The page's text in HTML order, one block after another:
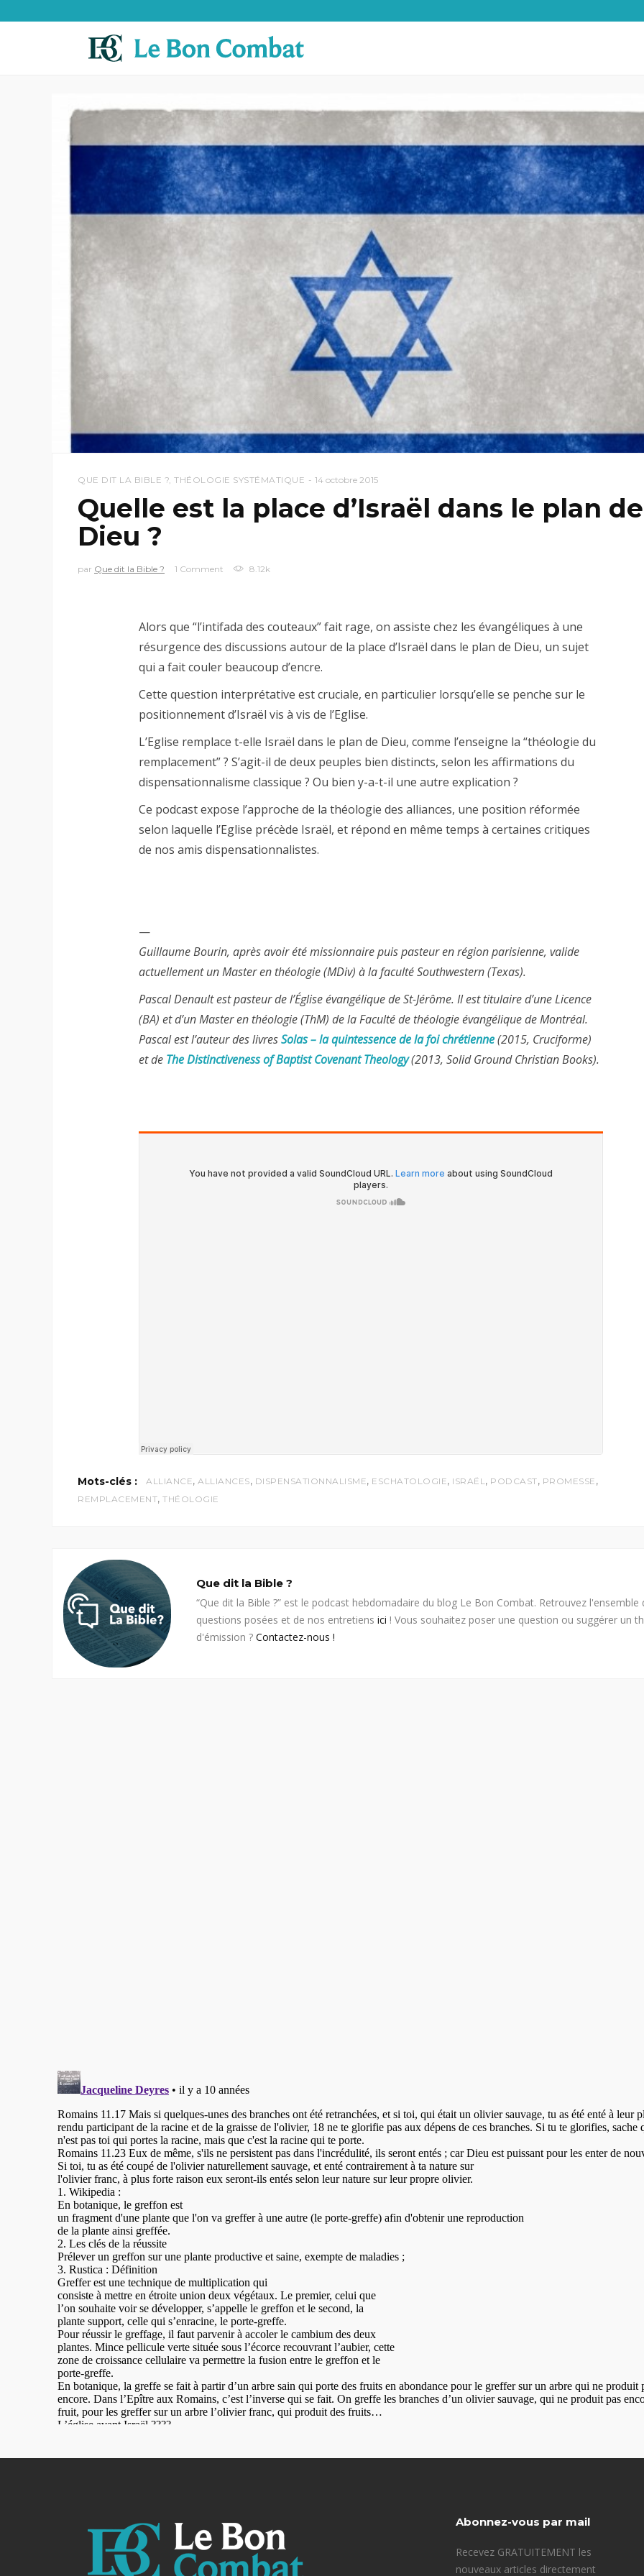
QUE DIT LA BIBLE ?, THÉOLOGIE SYSTÉMATIQUE 14 octobre 2015
Quelle est la place d’Israël dans le plan de
Dieu ?
par Que dit la Bible ? 1 Comment 8.12k
Alors que “l’intifada des couteaux” fait rage, on assiste chez les évangéliques à une
résurgence des discussions autour de la place d’Israël dans le plan de Dieu, un sujet
qui a fait couler beaucoup d’encre.
Cette question interprétative est cruciale, en particulier lorsqu’elle se penche sur le
positionnement d’Israël vis à vis de l’Eglise.
L’Eglise remplace t-elle Israël dans le plan de Dieu, comme l’enseigne la “théologie du
remplacement” ? S’agit-il de deux peuples bien distincts, selon les affirmations du
dispensationnalisme classique ? Ou bien y-a-t-il une autre explication ?
Ce podcast expose l’approche de la théologie des alliances, une position réformée
selon laquelle l’Eglise précède Israël, et répond en même temps à certaines critiques
de nos amis dispensationnalistes.
—
Guillaume Bourin, après avoir été missionnaire puis pasteur en région parisienne, valide
actuellement un Master en théologie (MDiv) à la faculté Southwestern (Texas).
Pascal Denault est pasteur de l’Église évangélique de St-Jérôme. Il est titulaire d’une Licence
(BA) et d’un Master en théologie (ThM) de la Faculté de théologie évangélique de Montréal.
Pascal est l’auteur des livresSolas – la quintessence de la foi chrétienne(2015, Cruciforme)
et de The Distinctiveness of Baptist Covenant Theology(2013, Solid Ground Christian Books).
Mots-clés : ALLIANCE, ALLIANCES, DISPENSATIONNALISME, ESCHATOLOGIE, ISRAËL, PODCAST, PROMESSE ,
REMPLACEMENT, THÉOLOGIE
Que dit la Bible ?
“Que dit la Bible ?” est le podcast hebdomadaire du blog Le Bon Combat. Retrouvez l'ensemble
questions posées et de nos entretiens ici ! Vous souhaitez poser une question ou suggérer un
d'émission ? Contactez-nous !
Abonnez-vous par mail
Recevez GRATUITEMENT les
nouveaux articles directement